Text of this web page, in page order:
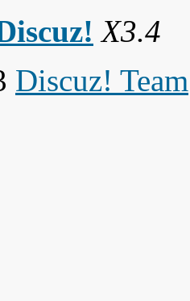
X3.4
Discuz! Team